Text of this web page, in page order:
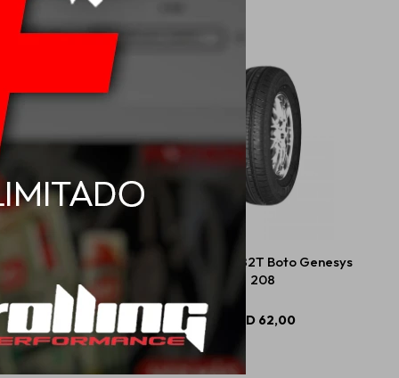
75T Boto Genesys
USD 74,00
175/70 R13 82T Boto Genesys
208
USD 62,00